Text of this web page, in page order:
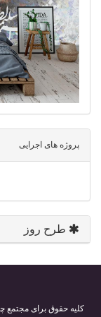
پروژه های اجرایی
طرح روز
کلیه حقوق برای مجتمع